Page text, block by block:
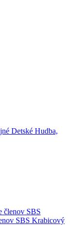
Detské Hudba,
členov SBS
SBS Krabicový